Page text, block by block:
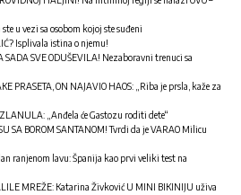
u vezi sa osobom kojoj ste suđeni
Isplivala istina o njemu!
SADA SVE ODUŠEVILA! Nezaboravni trenuci sa
PRASETA, ON NAJAVIO HAOS: „Riba je prsla, kaže za
„Anđela će Gastozu roditi dete“
SA BOROM SANTANOM! Tvrdi da je VARAO Milicu
ranjenom lavu: Španija kao prvi veliki test na
MREŽE: Katarina Živković U MINI BIKINIJU uživa